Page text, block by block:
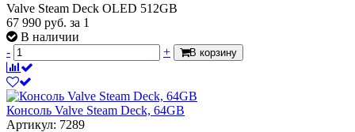
Valve Steam Deck OLED 512GB
67 990 руб. за 1
В наличии
-
+ В корзину
Консоль Valve Steam Deck, 64GB
Артикул: 7289